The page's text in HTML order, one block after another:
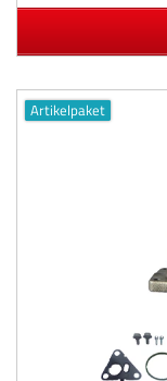
Artikelpaket